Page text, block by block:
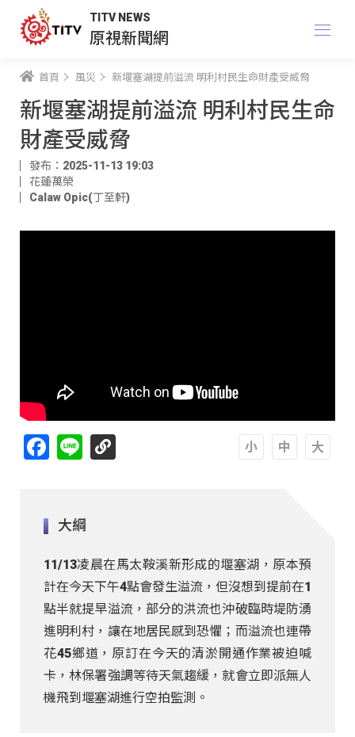
TITV NEWS
原視新聞網
首頁 風災 新堰塞湖提前溢流 明利村民生命財產受威脅
新堰塞湖提前溢流 明利村民生命
財產受威脅
發布：2025-11-13 19:03
花蓮萬榮
Calaw Opic(丁至軒)
Facebook
Line
大綱
11/13凌晨在馬太鞍溪新形成的堰塞湖，原本預
計在今天下午4點會發生溢流，但沒想到提前在1
點半就提早溢流，部分的洪流也沖破臨時堤防湧
進明利村，讓在地居民感到恐懼；而溢流也連帶
花45鄉道，原訂在今天的清淤開通作業被迫喊
卡，林保署強調等待天氣趨緩，就會立即派無人
機飛到堰塞湖進行空拍監測。